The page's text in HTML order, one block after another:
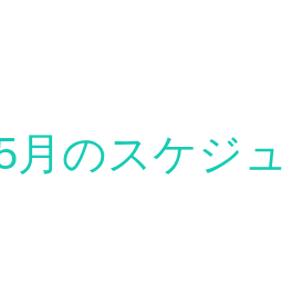
月のスケジ